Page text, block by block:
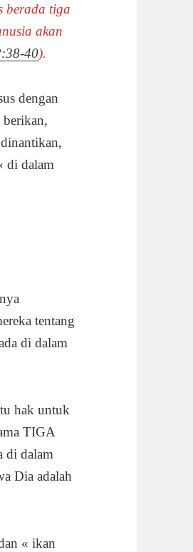
berada tiga
akan
40).
dengan
di dalam
tentang
di dalam
hak untuk
TIGA
di dalam
Dia adalah
« ikan